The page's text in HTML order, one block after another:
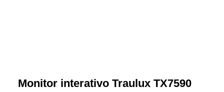
Monitor interativo Traulux TX7590